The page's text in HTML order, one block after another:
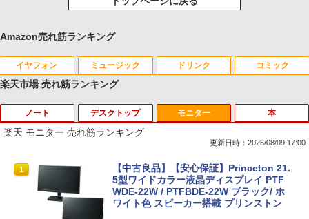
Amazon売れ筋ランキング
イヤフォン
Anker Soundcore P40i オフホワイト
￥7,990
Anker Soundcore P31i ブラック
ミュージック
BRUCE WAYNE feat. Flo Milli, ATL Jacob
[Explicit]
BRUCE WAYNE feat. Flo Milli, ATL Jacob
ドリンク
【Amazon.co.jp限定】 い・ろ・は・す 2L P
ET ラベルレス ×8本
by Amazon 天然水 ラベルレス 500ml ×24本
コミック
薬屋のひとりごと 17巻 (デジタル版ビッグガ
ンガンコミックス)
異世界居酒屋「のぶ」(22) (角川コミックス・
楽天市場 売れ筋ランキング
ノート
1
【今だけ】全品ポイント10倍 お買い物マ
ラソン★8/4～8/11★中古パソコン ノー
トPC Lenovo ThinkPad E590 Core i3 8
145U メモリ8GB / 16GB / 32GB SSD M.
デスクトップ
1
「3500U/4300Uより速い」 NiPoGi ミニ
pc Ryzen Embedded R2544初登場 8G
B+256GB 4TB拡張可 mini pc Windows
11 Pro 動作より高速 4K×3画面出力 ミニ
モニター
楽天 モニター 売れ筋ランキング
更新日時：2026/08/09 17:00
1
【中古良品】【安心保証】Princeton 21.
5型ワイドカラー液晶ディスプレイ PTF
WDE-22W / PTFBDE-22W ブラック/ ホ
ワイト色 スピーカー搭載 プリンストン
本